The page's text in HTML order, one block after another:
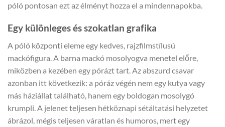
póló pontosan ezt az élményt hozza el a mindennapokba.
Egy különleges és szokatlan grafika
A póló központi eleme egy kedves, rajzfilmstílusú
mackófigura. A barna mackó mosolyogva menetel előre,
miközben a kezében egy pórázt tart. Az abszurd csavar
azonban itt következik: a póráz végén nem egy kutya vagy
más háziállat található, hanem egy boldogan mosolygó
krumpli. A jelenet teljesen hétköznapi sétáltatási helyzetet
ábrázol, mégis teljesen váratlan és humoros, mert egy